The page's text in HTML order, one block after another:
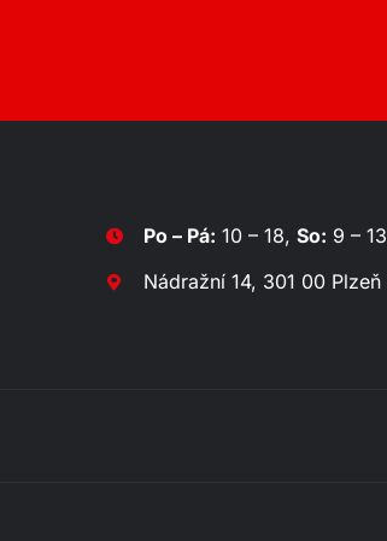
Po – Pá: 10 – 18,So: 9 – 13
Nádražní 14, 301 00 Plzeň